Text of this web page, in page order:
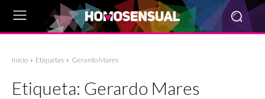
Inicio Etiquetas Gerardo Mares
Etiqueta: Gerardo Mares